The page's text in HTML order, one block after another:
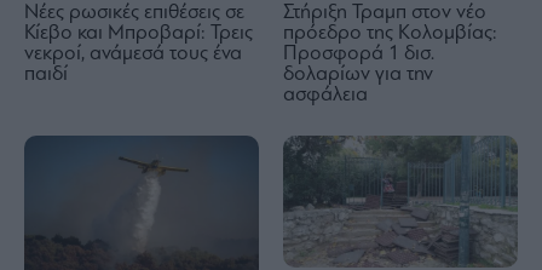
Νέες ρωσικές επιθέσεις σε
Κίεβο και Μπροβαρί: Τρεις
νεκροί, ανάμεσά τους ένα
παιδί
Στήριξη Τραμπ στον νέο
πρόεδρο της Κολομβίας:
Προσφορά 1 δισ.
δολαρίων για την
ασφάλεια